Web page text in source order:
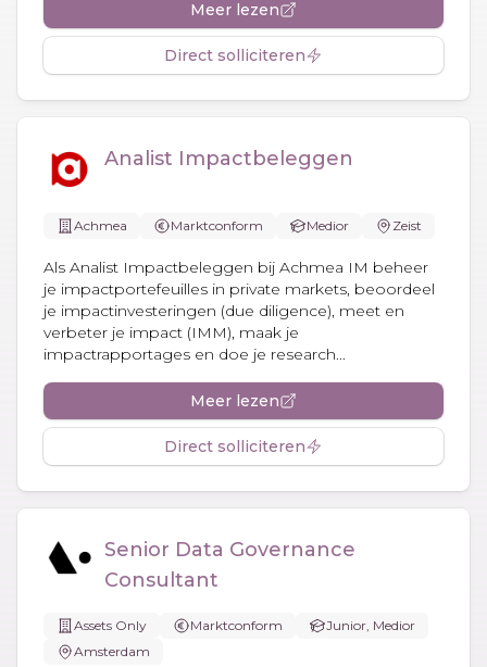
Meer lezen
Direct solliciteren
Analist Impactbeleggen
Achmea Marktconform Medior Zeist
Als Analist Impactbeleggen bij Achmea IM beheer
je impactportefeuilles in private markets, beoordeel
je impactinvesteringen (due diligence), meet en
verbeter je impact (IMM), maak je
impactrapportages en doe je research...
Meer lezen
Direct solliciteren
Senior Data Governance
Consultant
Assets Only Marktconform
Junior, Medior
Amsterdam